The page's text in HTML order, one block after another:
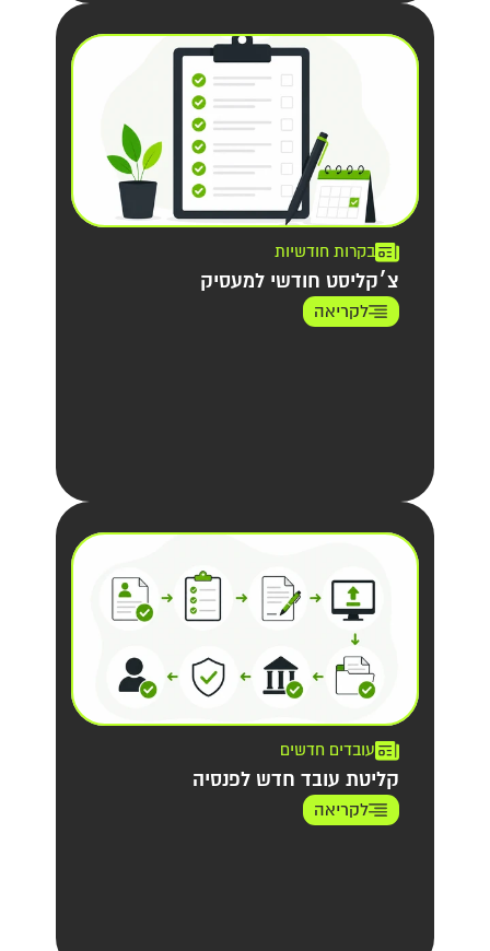
בקרות חודשיות
צ׳קליסט חודשי למעסיק
לקריאה
עובדים חדשים
קליטת עובד חדש לפנסיה
לקריאה